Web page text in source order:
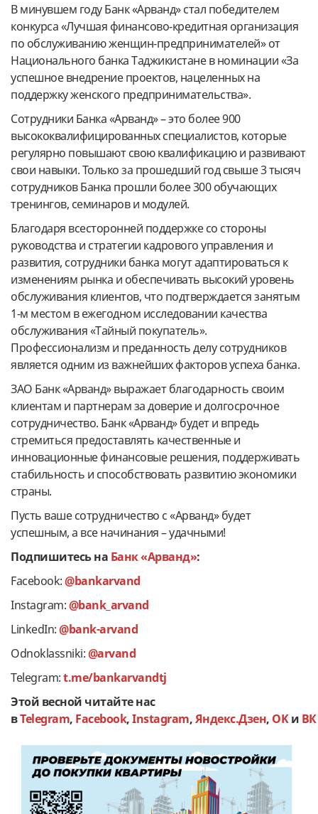
В минувшем году Банк «Арванд» стал победителем
конкурса «Лучшая финансово-кредитная организация
по обслуживанию женщин-предпринимателей» от
Национального банка Таджикистане в номинации «За
успешное внедрение проектов, нацеленных на
поддержку женского предпринимательства».
Сотрудники Банка «Арванд» – это более 900
высококвалифицированных специалистов, которые
регулярно повышают свою квалификацию и развивают
свои навыки. Только за прошедший год свыше 3 тысяч
сотрудников Банка прошли более 300 обучающих
тренингов, семинаров и модулей.
Благодаря всесторонней поддержке со стороны
руководства и стратегии кадрового управления и
развития, сотрудники банка могут адаптироваться к
изменениям рынка и обеспечивать высокий уровень
обслуживания клиентов, что подтверждается занятым
1-м местом в ежегодном исследовании качества
обслуживания «Тайный покупатель».
Профессионализм и преданность делу сотрудников
является одним из важнейших факторов успеха банка.
ЗАО Банк «Арванд» выражает благодарность своим
клиентам и партнерам за доверие и долгосрочное
сотрудничество. Банк «Арванд» будет и впредь
стремиться предоставлять качественные и
инновационные финансовые решения, поддерживать
стабильность и способствовать развитию экономики
страны.
Пусть ваше сотрудничество с «Арванд» будет
успешным, а все начинания – удачными!
Подпишитесь на Банк «Арванд»:
Facebook:@bankarvand
Instagram:@bank_arvand
LinkedIn:@bank-arvand
Odnoklassniki:@arvand
Telegram:t.me/bankarvandtj
Этой весной читайте нас
вTelegram, Facebook,Instagram,Яндекс.Дзен, OKи ВК